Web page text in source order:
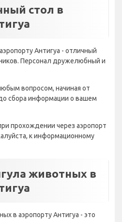
стол в
Антигуа - отличный
Персонал дружелюбный и
вопросом, начиная от
сбора информации о вашем
прохождении через аэропорт
к информационному
животных в
в аэропорту Антигуа - это